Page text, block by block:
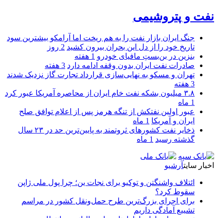
نفت و پتروشیمی
جنگ ایران بازار نفت را به هم ریخت اما آرامکو بیشترین سود
تاریخ خود را از دل این بحران بیرون کشید 2 روز
بنزین در بن‌بستِ مافیای خودرو 1 هفته
صادرات نفت ایران بدون وقفه ادامه دارد 3 هفته
تهران و مسکو به نهایی‌سازی قرارداد تجارت گاز نزدیک شدند
3 هفته
۳.۸ میلیون بشکه نفت خام ایران از محاصره آمریکا عبور کرد
1 ماه
عبور اولین نفتکش از تنگه هرمز پس از اعلام توافق صلح
ایران و آمریکا 1 ماه
ذخایر نفت کشورهای ثروتمند به پایین‌ترین حد در ۲۳ سال
گذشته رسید 1 ماه
اخبار سایتآرشیو
ائتلاف واشنگتن و توکیو برای نجات ین؛ چرا پول ملی ژاپن
سقوط کرد؟
برای اجرای بزرگ‌ترین طرح حمل‌ونقل کشور در مراسم
تشییع آمادگی داریم